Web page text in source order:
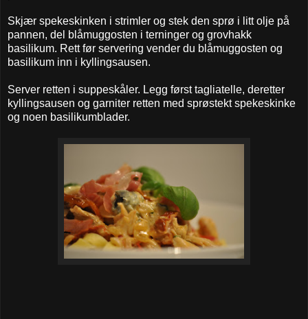
Skjær spekeskinken i strimler og stek den sprø i litt olje på
pannen, del blåmuggosten i terninger og grovhakk
basilikum. Rett før servering vender du blåmuggosten og
basilikum inn i kyllingsausen.
Server retten i suppeskåler. Legg først tagliatelle, deretter
kyllingsausen og garniter retten med sprøstekt spekeskinke
og noen basilikumblader.